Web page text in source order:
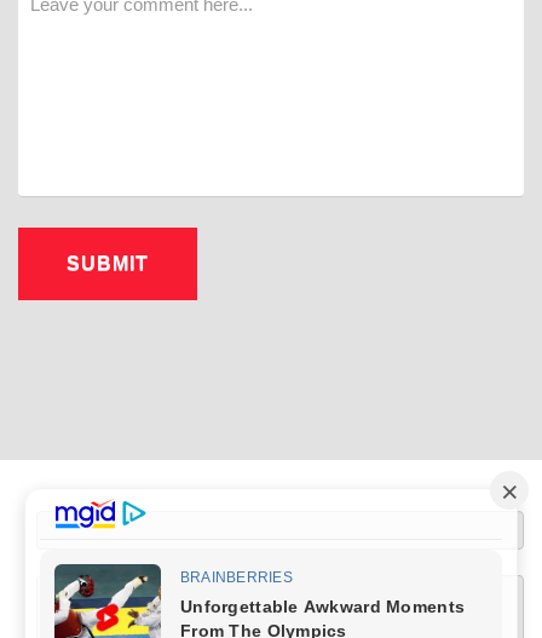
[wptelegram-join-channel link="https://t.me/+XlRMybUOlQUwZDUy" text="Join